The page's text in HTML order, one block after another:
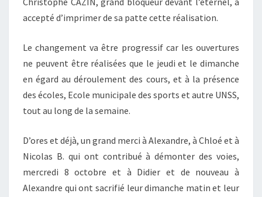
accepté d’imprimer de sa patte cette réalisation.
Le changement va être progressif car les ouvertures
ne peuvent être réalisées que le jeudi et le dimanche
en égard au déroulement des cours, et à la présence
des écoles, Ecole municipale des sports et autre UNSS,
tout au long de la semaine.
D’ores et déjà, un grand merci à Alexandre, à Chloé et à
Nicolas B. qui ont contribué à démonter des voies,
mercredi 8 octobre et à Didier et de nouveau à
Alexandre qui ont sacrifié leur dimanche matin et leur